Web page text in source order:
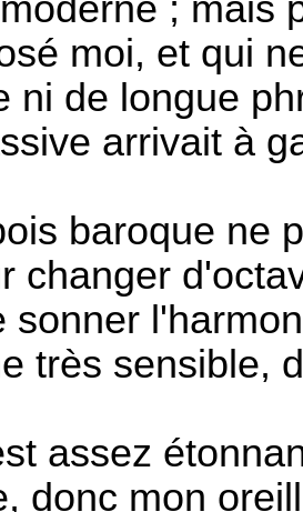
moi, et qui
ni de longue
arrivait à
baroque ne
changer
sonner
très sensible,
assez
donc mon